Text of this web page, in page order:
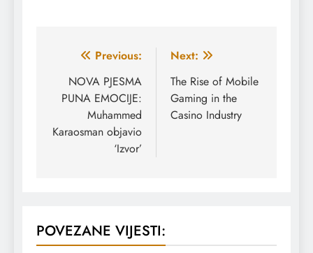
Navigacija
članaka
Previous:
NOVA PJESMA
PUNA EMOCIJE:
Muhammed
Karaosman objavio
‘Izvor’
Next:
The Rise of Mobile
Gaming in the
Casino Industry
POVEZANE VIJESTI: